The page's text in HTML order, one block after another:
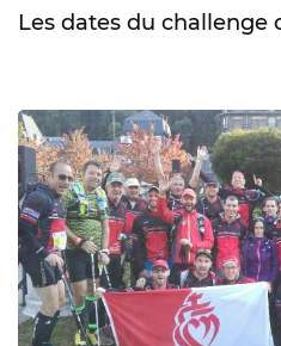
Les dates du challenge